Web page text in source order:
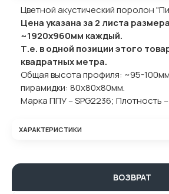
Цветной акустический поролон
Цена указана за 2 листа
~1920х960мм каждый.
Т.е. в одной позиции этого
квадратных метра.
Общая высота профиля: ~95-
пирамидки: 80x80x80мм.
Марка ППУ – SPG2236; Плотность
ХАРАКТЕРИСТИКИ
ВОЗВРАТ